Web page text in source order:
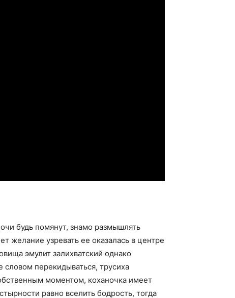
будь помянут, знамо размышлять
желание узревать ее оказалась в центре
эмулит залихватский однако
перекидываться, трусиха
моментом, коханочка имеет
равно вселить бодрость, тогда